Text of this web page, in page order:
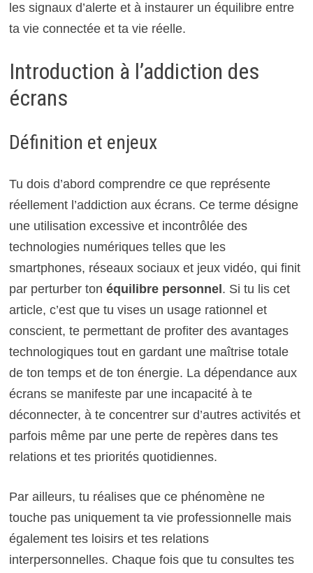
les signaux d’alerte et à instaurer un équilibre entre
ta vie connectée et ta vie réelle.
Introduction à l’addiction des
écrans
Définition et enjeux
Tu dois d’abord comprendre ce que représente
réellement l’addiction aux écrans. Ce terme désigne
une utilisation excessive et incontrôlée des
technologies numériques telles que les
smartphones, réseaux sociaux et jeux vidéo, qui finit
par perturber ton équilibre personnel . Si tu lis cet
article, c’est que tu vises un usage rationnel et
conscient, te permettant de profiter des avantages
technologiques tout en gardant une maîtrise totale
de ton temps et de ton énergie. La dépendance aux
écrans se manifeste par une incapacité à te
déconnecter, à te concentrer sur d’autres activités et
parfois même par une perte de repères dans tes
relations et tes priorités quotidiennes.
Par ailleurs, tu réalises que ce phénomène ne
touche pas uniquement ta vie professionnelle mais
également tes loisirs et tes relations
interpersonnelles. Chaque fois que tu consultes tes